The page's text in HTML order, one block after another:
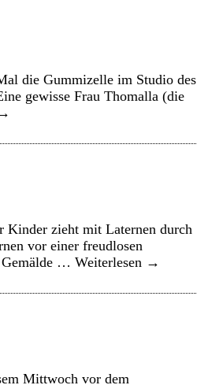
die Gummizelle im Studio des
gewisse Frau Thomalla (die
Kinder zieht mit Laternen durch
vor einer freudlosen
Gemälde … Weiterlesen →
Mittwoch vor dem